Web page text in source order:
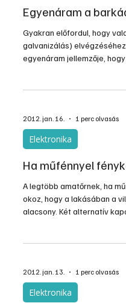
Egyenáram a
Gyakran előfordul, hogy
galvanizálás)
egyenáram jellemzője,
szelén bizonyos anyagokkal
2012. jan. 16. 1 perc olvasás
Elektronika
Ha műfénnyel
A legtöbb amatőrnek, ha
okoz, hogy a lakásában a
alacsony. Két alternatív
tízszeresére-húszszorosár
2012. jan. 13. 1 perc olvasás
Elektronika